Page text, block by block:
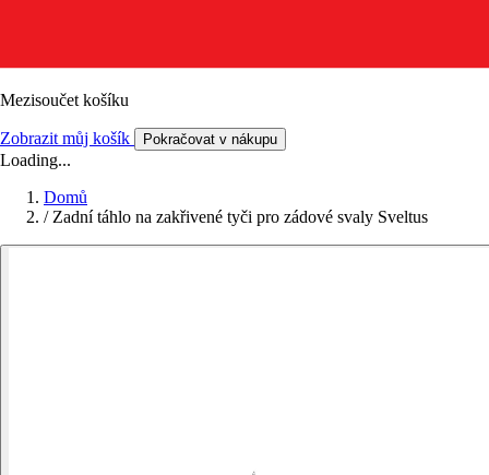
Mezisoučet košíku
Zobrazit můj košík Pokračovat v nákupu
Loading...
Domů
/ Zadní táhlo na zakřivené tyči pro zádové svaly Sveltus